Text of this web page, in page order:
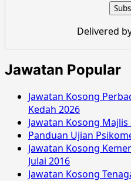
Kementerian
Persekutuan
Ogos
2016
Delivered
Jawatan Popular
Jawatan Kosong
Kedah 2026
Jawatan Kosong
Panduan Ujian
Jawatan Kosong
Julai 2016
Jawatan Kosong